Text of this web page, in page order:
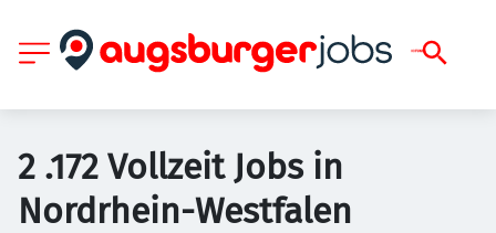
2 .172 Vollzeit Jobs in
Nordrhein-Westfalen